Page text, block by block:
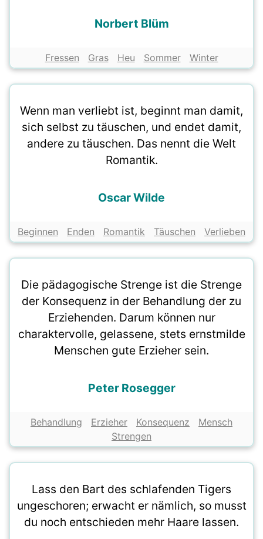
Norbert Blüm
Fressen Gras Heu Sommer Winter
Wenn man verliebt ist, beginnt man damit,
sich selbst zu täuschen, und endet damit,
andere zu täuschen. Das nennt die Welt
Romantik.
Oscar Wilde
Beginnen Enden Romantik Täuschen Verlieben
Die pädagogische Strenge ist die Strenge
der Konsequenz in der Behandlung der zu
Erziehenden. Darum können nur
charaktervolle, gelassene, stets ernstmilde
Menschen gute Erzieher sein.
Peter Rosegger
Behandlung Erzieher Konsequenz
Mensch
Strengen
Lass den Bart des schlafenden Tigers
ungeschoren; erwacht er nämlich, so musst
du noch entschieden mehr Haare lassen.